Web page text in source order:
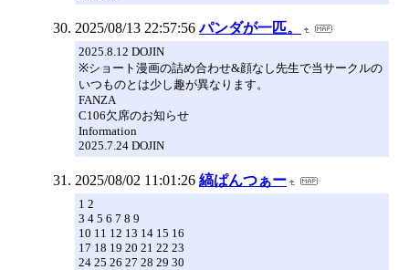
2025/08/13 22:57:56 パンダが一匹。
2025.8.12 DOJIN
※ショート漫画の詰め合わせ&顔なし先生で当サークルの
いつものとは少し趣が異なります。
FANZA
C106欠席のお知らせ
Information
2025.7.24 DOJIN
2025/08/02 11:01:26 縞ぱんつぁー
1 2
3 4 5 6 7 8 9
10 11 12 13 14 15 16
17 18 19 20 21 22 23
24 25 26 27 28 29 30